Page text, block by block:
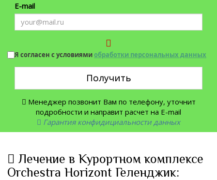
E-mail
Я согласен с условиямиобработки персональных данных
Получить
Менеджер позвонит Вам по телефону, уточнит
подробности и направит расчет на E-mail
Гарантия конфидициальности данных
Лечение в Курортном комплексе
Orchestra Horizont Геленджик: